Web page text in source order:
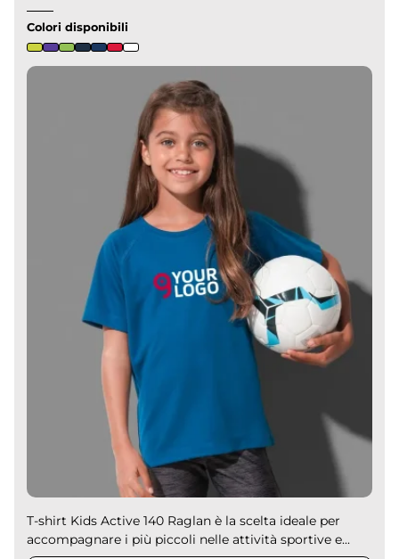
Colori disponibili
T-shirt Kids Active 140 Raglan è la scelta ideale per
accompagnare i più piccoli nelle attività sportive e...